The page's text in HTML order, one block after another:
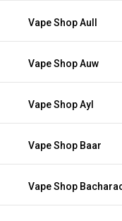
Vape Shop Aull
Vape Shop Auw
Vape Shop Ayl
Vape Shop Baar
Vape Shop